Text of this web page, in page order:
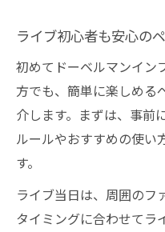
ライブ初心者も安心の
初めてドーベルマンイン
方でも、簡単に楽しめる
介します。まずは、事前
ルールやおすすめの使い
す。
ライブ当日は、周囲のフ
タイミングに合わせてラ